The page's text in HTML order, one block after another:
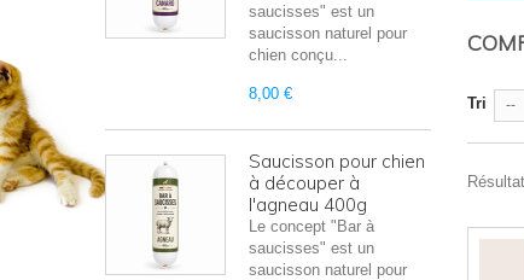
saucisses" est un
saucisson naturel pour
chien conçu...
8,00 €
Saucisson pour chien
à découper à
l'agneau 400g
Le concept "Bar à
saucisses" est un
saucisson naturel pour
Tri --